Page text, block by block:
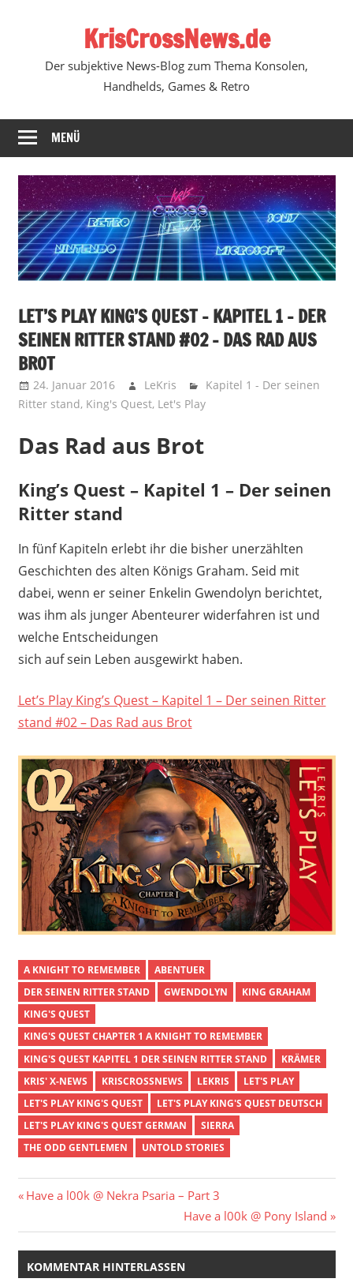
KrisCrossNews.de
Der subjektive News-Blog zum Thema Konsolen,
Handhelds, Games & Retro
MENÜ
LET’S PLAY KING’S QUEST – KAPITEL 1 – DER
SEINEN RITTER STAND #02 – DAS RAD AUS
BROT
24. Januar 2016 LeKris
Kapitel 1 - Der seinen
Ritter stand, King's Quest, Let's Play
Das Rad aus Brot
King’s Quest – Kapitel 1 – Der seinen
Ritter stand
In fünf Kapiteln erlebt ihr die bisher unerzählten
Geschichten des alten Königs Graham. Seid mit
dabei, wenn er seiner Enkelin Gwendolyn berichtet,
was ihm als junger Abenteurer widerfahren ist und
welche Entscheidungen
sich auf sein Leben ausgewirkt haben.
Let’s Play King’s Quest – Kapitel 1 – Der seinen Ritter
stand #02 – Das Rad aus Brot
A KNIGHT TO REMEMBER
ABENTUER
DER SEINEN RITTER STAND
GWENDOLYN
KING GRAHAM
KING'S QUEST
KING'S QUEST CHAPTER 1 A KNIGHT TO REMEMBER
KING'S QUEST KAPITEL 1 DER SEINEN RITTER STAND
KRÄMER
KRIS' X-NEWS
KRISCROSSNEWS LEKRIS
LET'S PLAY
LET'S PLAY KING'S QUEST
LET'S PLAY KING'S QUEST DEUTSCH
LET'S PLAY KING'S QUEST GERMAN
SIERRA
THE ODD GENTLEMEN
UNTOLD STORIES
Beitragsnavigation
Vorheriger
Have a l00k @ Nekra Psaria – Part 3
Nächster
Beitrag:
Have a l00k @ Pony Island
KOMMENTAR HINTERLASSEN